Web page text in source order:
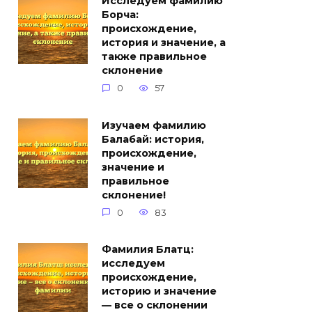
Борча:
происхождение,
история и значение, а
также правильное
склонение
0 57
Изучаем фамилию
Балабай: история,
происхождение,
значение и
правильное
склонение!
0 83
Фамилия Блатц:
исследуем
происхождение,
историю и значение
— все о склонении